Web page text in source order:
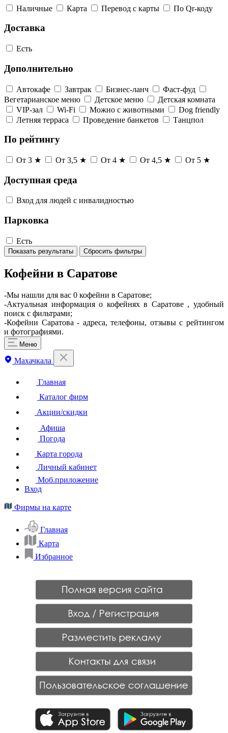
Наличные Карта Перевод с карты По Qr-коду
Доставка
Есть
Дополнительно
Автокафе Завтрак Бизнес-ланч
Фаст-фуд
Вегетарианское меню
Детское меню
Детская комната
VIP-зал
Wi-Fi Можно с животными
Dog friendly
Летняя терраса
Проведение банкетов Танцпол
По рейтингу
От 3 ★ От 3,5 ★ От 4 ★ От 4,5 ★ От 5 ★
Доступная среда
Вход для людей с инвалидностью
Парковка
Есть
Показать результаты Сбросить фильтры
Кофейни в Саратове
-Мы нашли для вас 0 кофейни в Саратове;
-Актуальная информация о кофейнях в Саратове , удобный
поиск с фильтрами;
-Кофейни Саратова - адреса, телефоны, отзывы с рейтингом
и фотографиями.
Меню
Махачкала
Главная
Каталог фирм
Акции/скидки
Афиша
Погода
Карта города
Личный кабинет
Моб.приложение
Вход
Фирмы на карте
Главная
Карта
Избранное